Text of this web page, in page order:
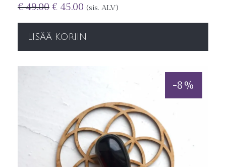
€49.00 € 45.00 (sis. ALV)
LISÄÄ KORIIN
-8%